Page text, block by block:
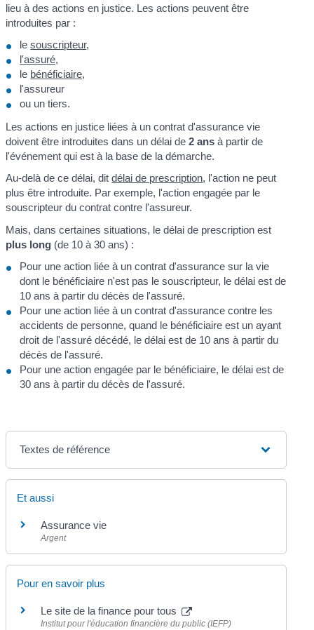
lieu à des actions en justice. Les actions peuvent être
introduites par :
lesouscripteur,
l'assuré,
le bénéficiaire,
l'assureur
ou un tiers.
Les actions en justice liées à un contrat d'assurance vie
doivent être introduites dans un délai de2 ans à partir de
l'événement qui est à la base de la démarche.
Au-delà de ce délai, ditdélai de prescription, l'action ne peut
plus être introduite. Par exemple, l'action engagée par le
souscripteur du contrat contre l'assureur.
Mais, dans certaines situations, le délai de prescription est
plus long (de 10 à 30 ans) :
Pour une action liée à un contrat d'assurance sur la vie
dont le bénéficiaire n'est pas le souscripteur, le délai est de
10 ans à partir du décès de l'assuré.
Pour une action liée à un contrat d'assurance contre les
accidents de personne, quand le bénéficiaire est un ayant
droit de l'assuré décédé, le délai est de 10 ans à partir du
décès de l'assuré.
Pour une action engagée par le bénéficiaire, le délai est de
30 ans à partir du décès de l'assuré.
Textes de référence
Et aussi
Assurance vie
Argent
Pour en savoir plus
Le site de la finance pour tous
Institut pour l'éducation financière du public (IEFP)